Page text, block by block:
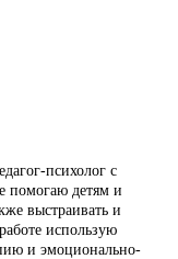
психолог с
помогаю детям и
выстраивать и
использую
и эмоционально-